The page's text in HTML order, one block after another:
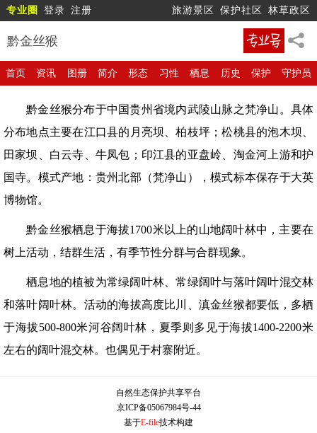
专业圈 登录 注册 旅游景区 保护社区 林草政区
黔金丝猴
首页 资讯 图册 简介 形态 习性 栖息 历史 保护 守护员
黔金丝猴分布于中国贵州省境内武陵山脉之梵净山。具体
分布地点主要在江口县的月亮坝、柏枝坪；松桃县的泡木坝、
田家坝、白云寺、牛凤包；印江县的亚盘岭、淘金河上游和护
国寺。模式产地：贵州北部（梵净山），模式标本保存于大英
博物馆。
黔金丝猴栖息于海拔1700米以上的山地阔叶林中，主要在
树上活动，结群生活，有季节性分群与合群现象。
栖息地的植被为常绿阔叶林、常绿阔叶与落叶阔叶混交林
和落叶阔叶林。活动的海拔高度比川、滇金丝猴都要低，多栖
于海拔500-800米河谷阔叶林，夏季则多见于海拔1400-2200米
左右的阔叶混交林。也偶见于村寨附近。
自然生态保护共享平台
京ICP备05067984号-44
基于E-file技术构建